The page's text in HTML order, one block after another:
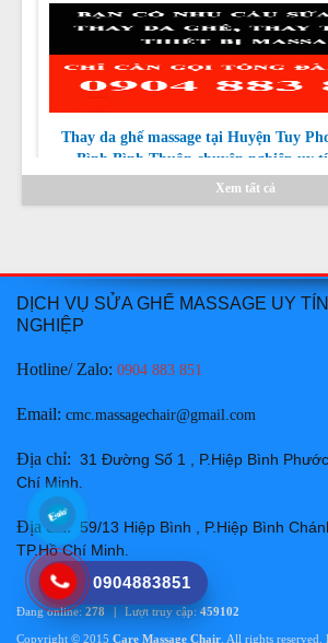
Thay da ghế massage tại Huyện Tuy
Giá:Liên hệ
Chi tiết
Thuận chuyên nghiệp uy tín giá
Thay da ghế massage tại Thành phố
Xem tất cả
0904883851
DỊCH VỤ SỬA GHẾ MASSAGE UY
NGHIỆP
Hotline/ Zalo: 0904 883 851
Email: cmc.massagechair@gmail.com
Địa chỉ: 31 Đường Số 1 , P.Hiệp Bình
Chí Minh.
Địa chỉ: 59/13 Hiệp Bình , P.Hiệp Bình
TP.Hồ Chí Minh.
Đang online: 278 Lượt truy cập: 459102
Copyright © 2015 Care Massage Chair . All rights reserved.